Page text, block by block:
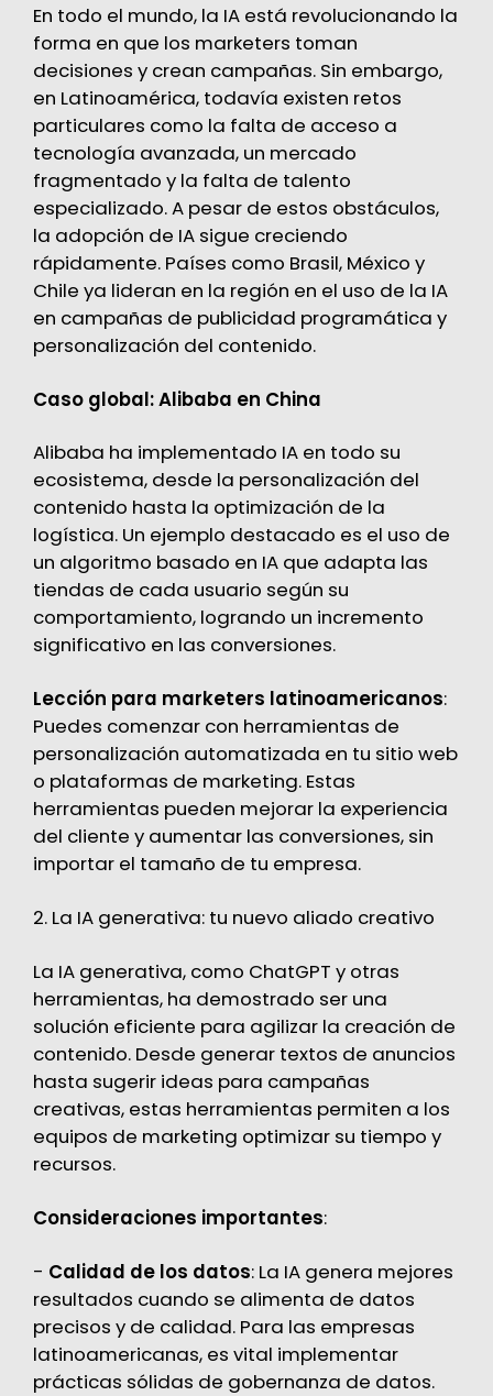
En todo el mundo, la IA está revolucionando la
forma en que los marketers toman
decisiones y crean campañas. Sin embargo,
en Latinoamérica, todavía existen retos
particulares como la falta de acceso a
tecnología avanzada, un mercado
fragmentado y la falta de talento
especializado. A pesar de estos obstáculos,
la adopción de IA sigue creciendo
rápidamente. Países como Brasil, México y
Chile ya lideran en la región en el uso de la IA
en campañas de publicidad programática y
personalización del contenido.
Caso global: Alibaba en China
Alibaba ha implementado IA en todo su
ecosistema, desde la personalización del
contenido hasta la optimización de la
logística. Un ejemplo destacado es el uso de
un algoritmo basado en IA que adapta las
tiendas de cada usuario según su
comportamiento, logrando un incremento
significativo en las conversiones.
Lección para marketers latinoamericanos:
Puedes comenzar con herramientas de
personalización automatizada en tu sitio web
o plataformas de marketing. Estas
herramientas pueden mejorar la experiencia
del cliente y aumentar las conversiones, sin
importar el tamaño de tu empresa.
2. La IA generativa: tu nuevo aliado creativo
La IA generativa, como ChatGPT y otras
herramientas, ha demostrado ser una
solución eficiente para agilizar la creación de
contenido. Desde generar textos de anuncios
hasta sugerir ideas para campañas
creativas, estas herramientas permiten a los
equipos de marketing optimizar su tiempo y
recursos.
Consideraciones importantes:
- Calidad de los datos: La IA genera mejores
resultados cuando se alimenta de datos
precisos y de calidad. Para las empresas
latinoamericanas, es vital implementar
prácticas sólidas de gobernanza de datos.